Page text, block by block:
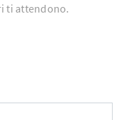
ti attendono.